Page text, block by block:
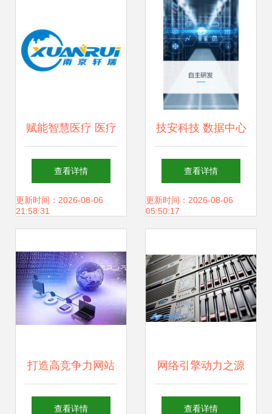
赋能智慧医疗 医疗
软件开发与网络科
技开发深度融合的
查看详情
更新时间：2026-08-06
21:58:31
技安科技 数据中心
一体化建设与全方
位网络服务专家
查看详情
更新时间：2026-08-06
05:50:17
打造高竞争力网站
的关键 网络科技开
查看详情
网络引擎动力之源
重庆独迅网络科技
查看详情